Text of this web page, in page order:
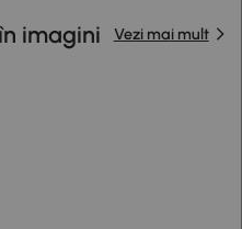
imagini Vezi mai mult